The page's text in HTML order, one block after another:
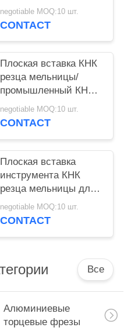
вставок введите КНК/
КНК поворачивая
negotiable MOQ:10 шт.
CONTACT
Плоская вставка КНК
резца мельницы/
промышленный КНК
калибруя точность
вставки высокую
negotiable MOQ:10 шт.
CONTACT
Плоская вставка
инструмента КНК
резца мельницы для
затвердетой
пластмассы
negotiable MOQ:10 шт.
CONTACT
Все
Алюминиевые
торцевые фрезы